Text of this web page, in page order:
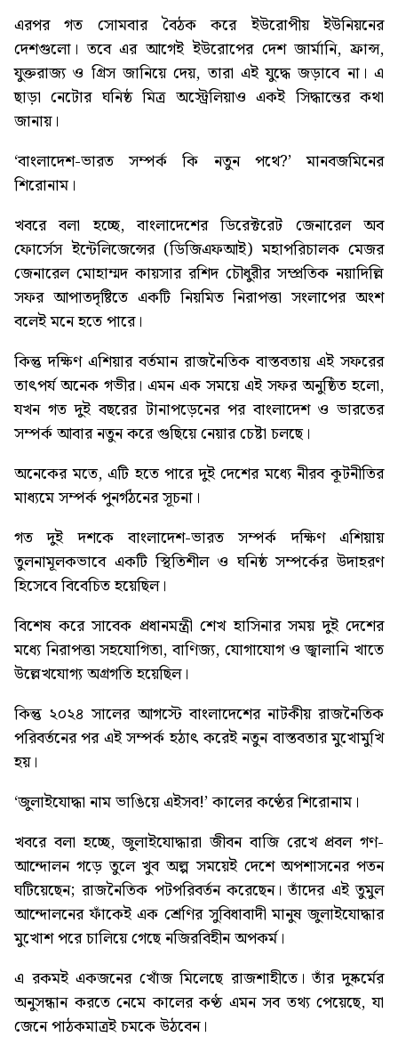
এরপর গত সোমবার বৈঠক করে ইউরোপীয় ইউনিয়নের
দেশগুলো। তবে এর আগেই ইউরোপের দেশ জার্মানি, ফ্রান্স,
যুক্তরাজ্য ও গ্রিস জানিয়ে দেয়, তারা এই যুদ্ধে জড়াবে না। এ
ছাড়া নেটোর ঘনিষ্ঠ মিত্র অস্ট্রেলিয়াও একই সিদ্ধান্তের কথা
জানায়।
‘বাংলাদেশ-ভারত সম্পর্ক কি নতুন পথে?’মানবজমিনের
শিরোনাম।
খবরে বলা হচ্ছে, বাংলাদেশের ডিরেক্টরেট জেনারেল অব
ফোর্সেস ইন্টেলিজেন্সের (ডিজিএফআই) মহাপরিচালক মেজর
জেনারেল মোহাম্মদ কায়সার রশিদ চৌধুরীর সম্প্রতিক নয়াদিল্লি
সফর আপাতদৃষ্টিতে একটি নিয়মিত নিরাপত্তা সংলাপের অংশ
বলেই মনে হতে পারে।
কিন্তু দক্ষিণ এশিয়ার বর্তমান রাজনৈতিক বাস্তবতায় এই সফরের
তাৎপর্য অনেক গভীর। এমন এক সময়ে এই সফর অনুষ্ঠিত হলো,
যখন গত দুই বছরের টানাপড়েনের পর বাংলাদেশ ও ভারতের
সম্পর্ক আবার নতুন করে গুছিয়ে নেয়ার চেষ্টা চলছে।
অনেকের মতে, এটি হতে পারে দুই দেশের মধ্যে নীরব কূটনীতির
মাধ্যমে সম্পর্ক পুনর্গঠনের সূচনা।
গত দুই দশকে বাংলাদেশ-ভারত সম্পর্ক দক্ষিণ এশিয়ায়
তুলনামূলকভাবে একটি স্থিতিশীল ও ঘনিষ্ঠ সম্পর্কের উদাহরণ
হিসেবে বিবেচিত হয়েছিল।
বিশেষ করে সাবেক প্রধানমন্ত্রী শেখ হাসিনার সময় দুই দেশের
মধ্যে নিরাপত্তা সহযোগিতা, বাণিজ্য, যোগাযোগ ও জ্বালানি খাতে
উল্লেখযোগ্য অগ্রগতি হয়েছিল।
কিন্তু ২০২৪ সালের আগস্টে বাংলাদেশের নাটকীয় রাজনৈতিক
পরিবর্তনের পর এই সম্পর্ক হঠাৎ করেই নতুন বাস্তবতার মুখোমুখি
হয়।
‘জুলাইযোদ্ধা নাম ভাঙিয়ে এইসব!’কালের কণ্ঠের শিরোনাম।
খবরে বলা হচ্ছে, জুলাইযোদ্ধারা জীবন বাজি রেখে প্রবল গণ-
আন্দোলন গড়ে তুলে খুব অল্প সময়েই দেশে অপশাসনের পতন
ঘটিয়েছেন; রাজনৈতিক পটপরিবর্তন করেছেন। তাঁদের এই তুমুল
আন্দোলনের ফাঁকেই এক শ্রেণির সুবিধাবাদী মানুষ জুলাইযোদ্ধার
মুখোশ পরে চালিয়ে গেছে নজিরবিহীন অপকর্ম।
এ রকমই একজনের খোঁজ মিলেছে রাজশাহীতে। তাঁর দুষ্কর্মের
অনুসন্ধান করতে নেমে কালের কণ্ঠ এমন সব তথ্য পেয়েছে, যা
জেনে পাঠকমাত্রই চমকে উঠবেন।